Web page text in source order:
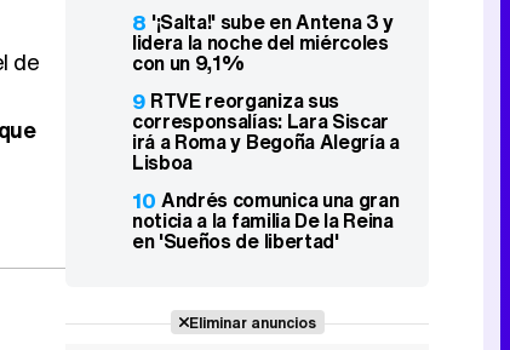
de
8 '¡Salta!' sube en Antena 3 y
lidera la noche del miércoles
con un 9,1%
9 RTVE reorganiza sus
corresponsalías: Lara Siscar
irá a Roma y Begoña Alegría a
Lisboa
10 Andrés comunica una gran
noticia a la familia De la Reina
en 'Sueños de libertad'
Eliminar anuncios